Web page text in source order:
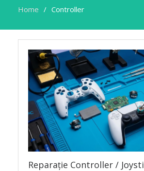
Home Controller
Controller
Reparație Controller /